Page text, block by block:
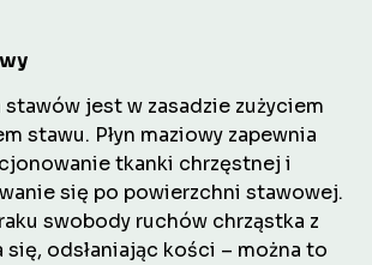
stawów jest w zasadzie zużyciem
stawu. Płyn maziowy zapewnia
tkanki chrzęstnej i
się po powierzchni stawowej.
swobody ruchów chrząstka z
się, odsłaniając kości – można to